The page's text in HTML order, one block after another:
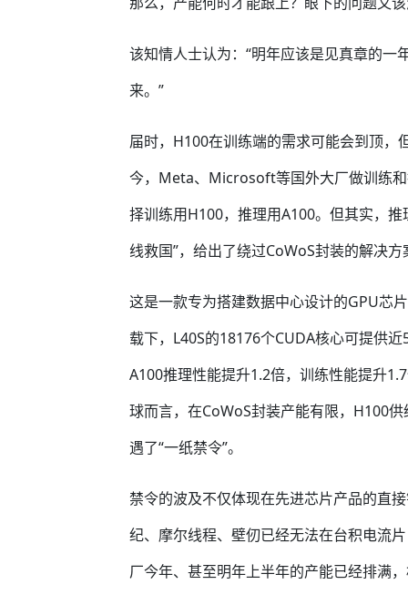
该知情人士认为：“明年应该是见真章的
来。”
届时，H100在训练端的需求可能会到顶，
今，Meta、Microsoft等国外大厂做训练
择训练用H100，推理用A100。但其实，
线救国”，给出了绕过CoWoS封装的解决
这是一款专为搭建数据中心设计的GPU芯
载下，L40S的18176个CUDA核心可提供
A100推理性能提升1.2倍，训练性能提升
球而言，在CoWoS封装产能有限，H100
遇了“一纸禁令”。
禁令的波及不仅体现在先进芯片产品的直
纪、摩尔线程、壁仞已经无法在台积电流
厂今年、甚至明年上半年的产能已经排满